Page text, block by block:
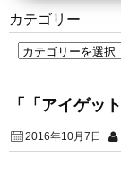
カテゴリー
「「アイゲッ
2016年10月7日